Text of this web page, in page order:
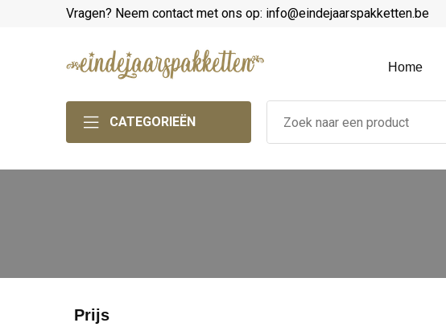
Vragen? Neem contact met ons op: info@eindejaarspakketten.be
Home
CATEGORIEËN
Prijs